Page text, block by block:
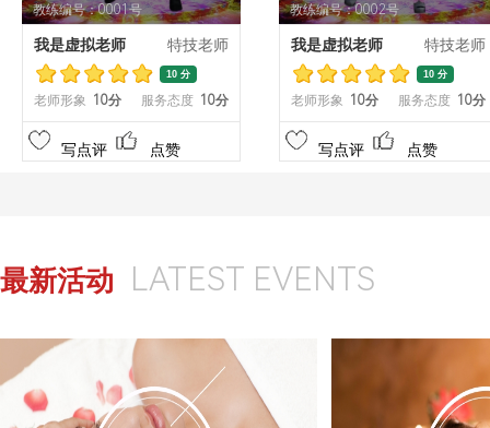
教练编号：0001号
我是虚拟老师 特技老师
10 分
老师形象 10分 服务态度 10分
写点评 点赞
教练编号：0002号
我是虚拟老师 特技老师
10 分
老师形象 10分 服务态度 10分
写点评 点赞
最新活动 LATEST EVENTS